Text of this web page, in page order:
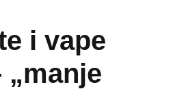
i vape
„manje